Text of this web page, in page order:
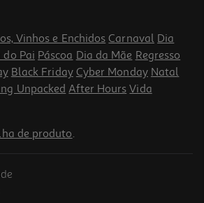
Vinhos e Enchidos Carnaval Dia
do Pai Páscoa Dia da Mãe Regresso
Black Friday Cyber Monday Natal
Unpacked After Hours Vida
de produto.